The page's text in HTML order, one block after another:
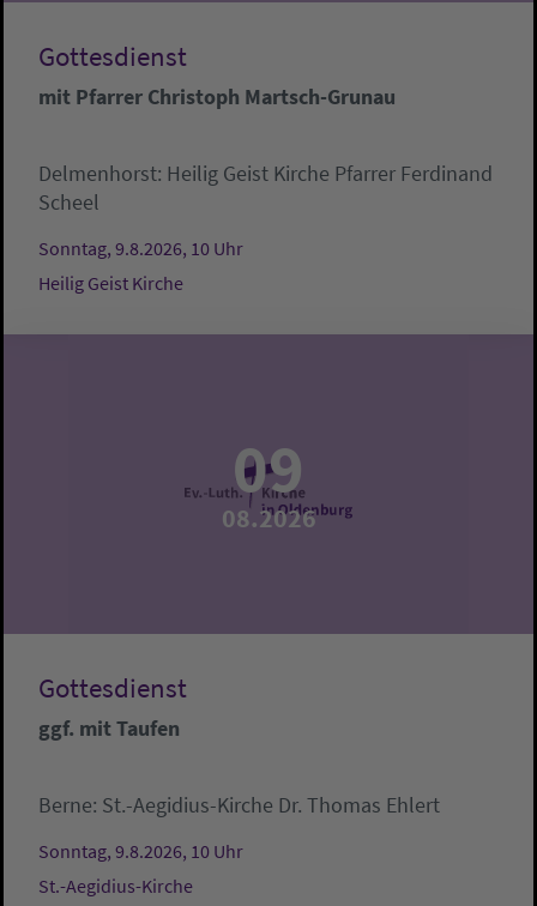
Gottesdienst
mit Pfarrer Christoph Martsch-Grunau
Delmenhorst: Heilig Geist Kirche Pfarrer Ferdinand
Scheel
Sonntag, 9.8.2026, 10 Uhr
Heilig Geist Kirche
09
08.2026
Gottesdienst
ggf. mit Taufen
Berne: St.-Aegidius-Kirche Dr. Thomas Ehlert
Sonntag, 9.8.2026, 10 Uhr
St.-Aegidius-Kirche